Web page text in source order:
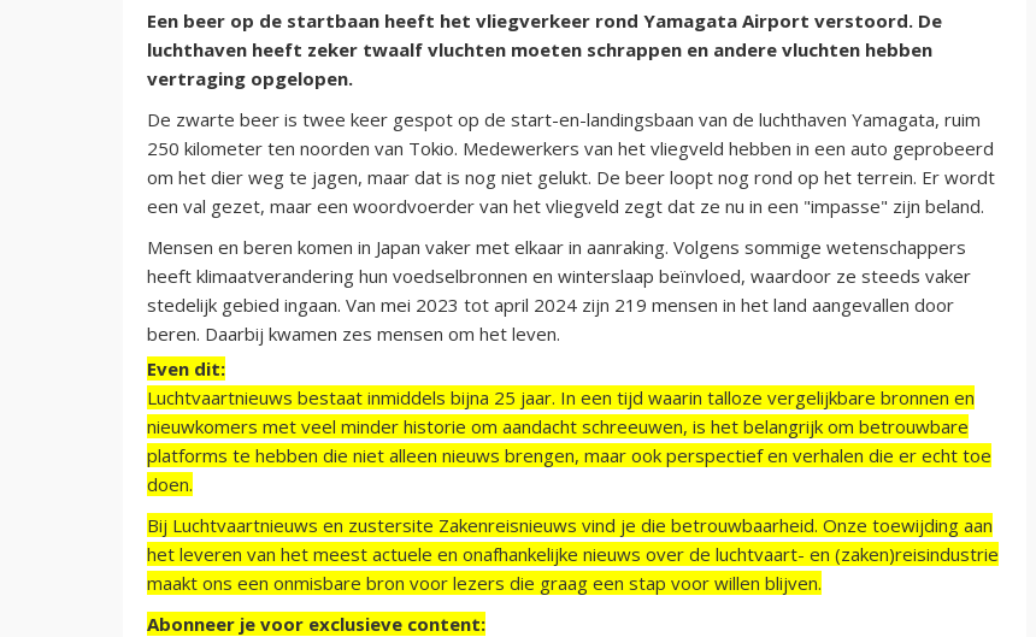
Een beer op de startbaan heeft het vliegverkeer rond Yamagata Airport verstoord. De
luchthaven heeft zeker twaalf vluchten moeten schrappen en andere vluchten hebben
vertraging opgelopen.
De zwarte beer is twee keer gespot op de start-en-landingsbaan van de luchthaven Yamagata, ruim
250 kilometer ten noorden van Tokio. Medewerkers van het vliegveld hebben in een auto geprobeerd
om het dier weg te jagen, maar dat is nog niet gelukt. De beer loopt nog rond op het terrein. Er wordt
een val gezet, maar een woordvoerder van het vliegveld zegt dat ze nu in een "impasse" zijn beland.
Mensen en beren komen in Japan vaker met elkaar in aanraking. Volgens sommige wetenschappers
heeft klimaatverandering hun voedselbronnen en winterslaap beïnvloed, waardoor ze steeds vaker
stedelijk gebied ingaan. Van mei 2023 tot april 2024 zijn 219 mensen in het land aangevallen door
beren. Daarbij kwamen zes mensen om het leven.
Even dit:
Luchtvaartnieuws bestaat inmiddels bijna 25 jaar. In een tijd waarin talloze vergelijkbare bronnen en
nieuwkomers met veel minder historie om aandacht schreeuwen, is het belangrijk om betrouwbare
platforms te hebben die niet alleen nieuws brengen, maar ook perspectief en verhalen die er echt toe
doen.
Bij Luchtvaartnieuws en zustersite Zakenreisnieuws vind je die betrouwbaarheid. Onze toewijding aan
het leveren van het meest actuele en onafhankelijke nieuws over de luchtvaart- en (zaken)reisindustrie
maakt ons een onmisbare bron voor lezers die graag een stap voor willen blijven.
Abonneer je voor exclusieve content: